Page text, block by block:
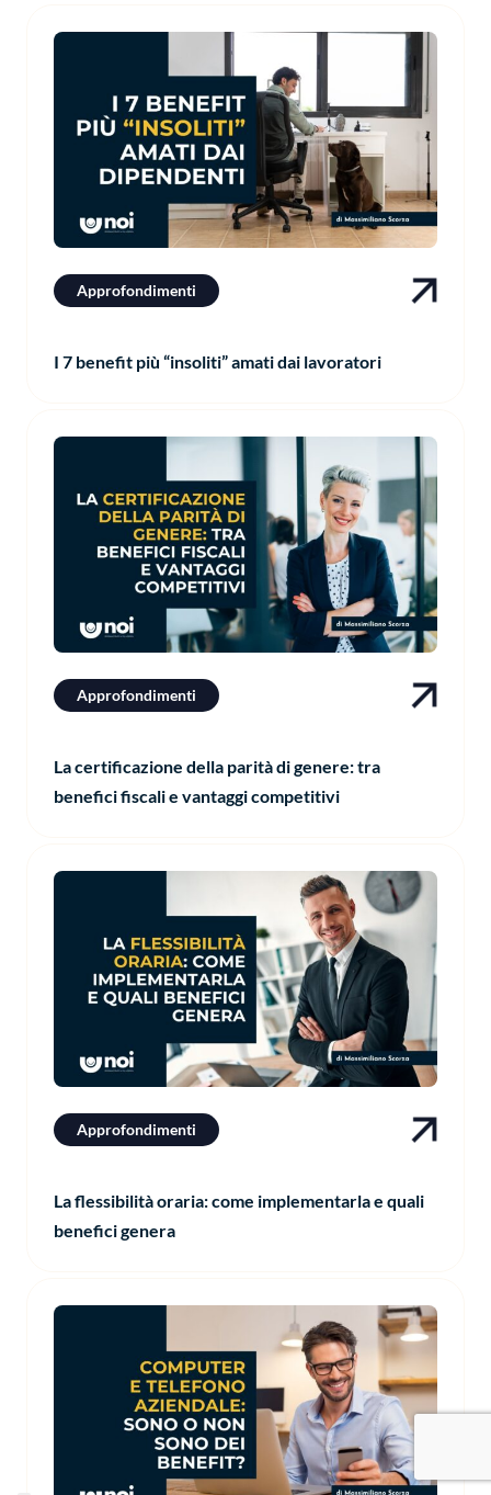
Approfondimenti
I 7 benefit più “insoliti” amati dai lavoratori
Approfondimenti
La certificazione della parità di genere: tra
benefici fiscali e vantaggi competitivi
Approfondimenti
La flessibilità oraria: come implementarla e quali
benefici genera